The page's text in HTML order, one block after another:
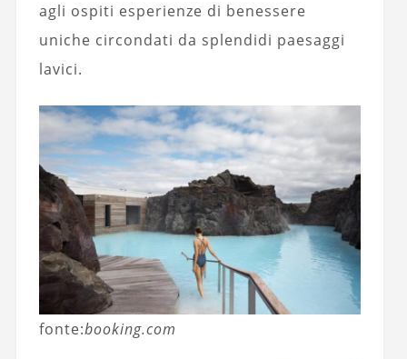
agli ospiti esperienze di benessere
uniche circondati da splendidi paesaggi
lavici.
fonte:booking.com